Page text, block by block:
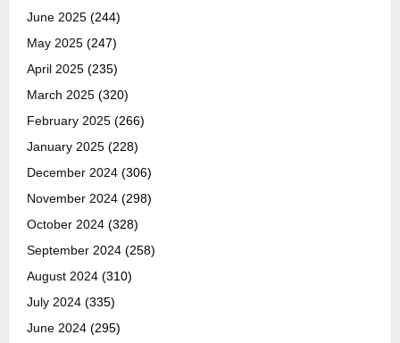
June 2025 (244)
May 2025 (247)
April 2025 (235)
March 2025 (320)
February 2025 (266)
January 2025 (228)
December 2024 (306)
November 2024 (298)
October 2024 (328)
September 2024 (258)
August 2024 (310)
July 2024 (335)
June 2024 (295)